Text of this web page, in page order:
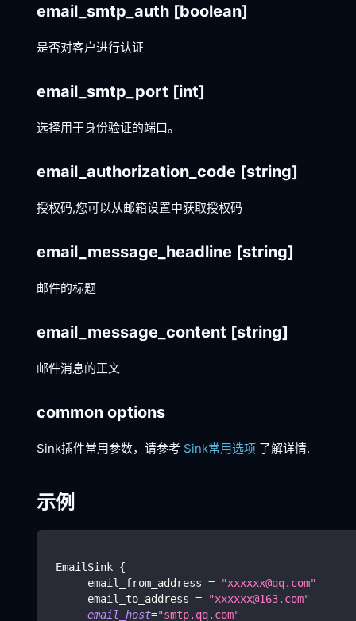
email_smtp_auth [boolean]
是否对客户进行认证
email_smtp_port [int]
选择用于身份验证的端口。
email_authorization_code [string]
授权码,您可以从邮箱设置中获取授权码
email_message_headline [string]
邮件的标题
email_message_content [string]
邮件消息的正文
common options
Sink插件常用参数，请参考 Sink常用选项 了解详情.
示例
EmailSink {
      email_from_address
=
"xxxxxx@qq.com"
      email_to_address
=
"xxxxxx@163.com"
email_host="smtp.qq.com"